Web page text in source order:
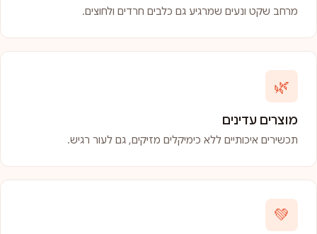
מרחב שקט ונעים שמרגיע גם כלבים חרדים ולחוצים.
🌿
מוצרים עדינים
תכשירים איכותיים ללא כימיקלים מזיקים, גם לעור רגיש.
💚